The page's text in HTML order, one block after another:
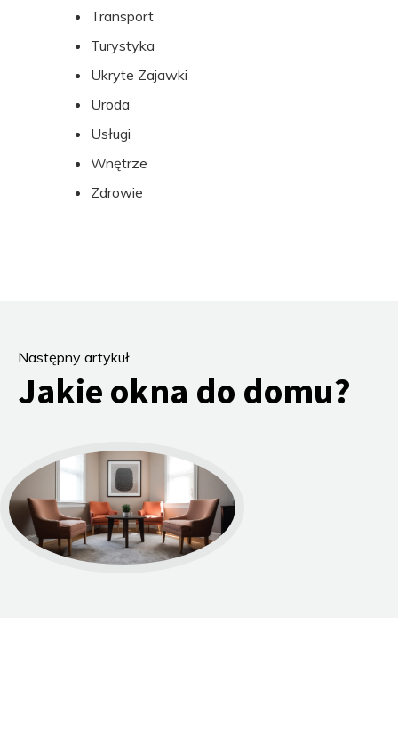
Transport
Turystyka
Ukryte Zajawki
Uroda
Usługi
Wnętrze
Zdrowie
Następny artykuł
Jakie okna do domu?